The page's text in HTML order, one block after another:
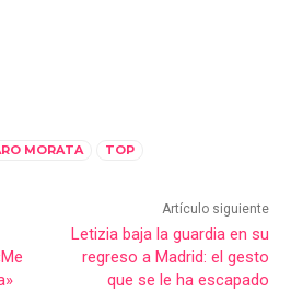
MORATA TOP
Artículo siguiente
Letizia baja la guardia en su
regreso a Madrid: el gesto
que se le ha escapado